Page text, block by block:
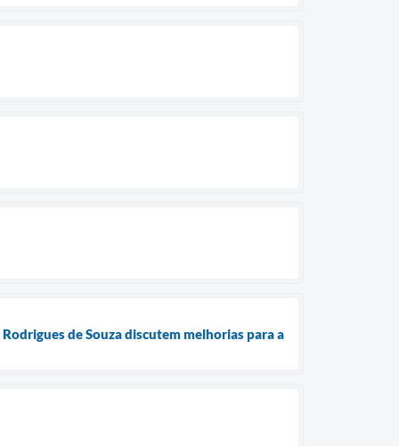
de Souza discutem melhorias para a